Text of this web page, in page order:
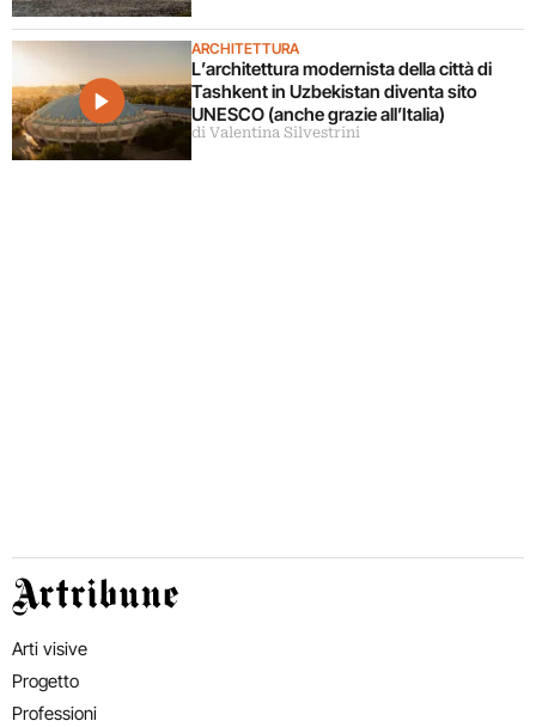
ARCHITETTURA
L’architettura modernista della città di
Tashkent in Uzbekistan diventa sito
UNESCO (anche grazie all’Italia)
di Valentina Silvestrini
Artribune
Arti visive
Progetto
Professioni